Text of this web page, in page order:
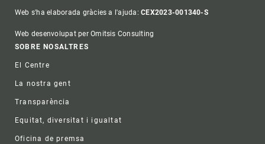
Web s'ha elaborada gràcies a l'ajuda:CEX2023-001340-S
Web desenvolupat per Omitsis Consulting
Footer
SOBRE NOSALTRES
El Centre
La nostra gent
Transparència
Equitat, diversitat i igualtat
Oficina de premsa